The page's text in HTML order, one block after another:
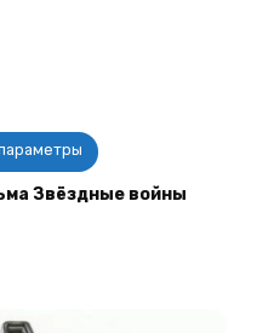
Звёздные войны